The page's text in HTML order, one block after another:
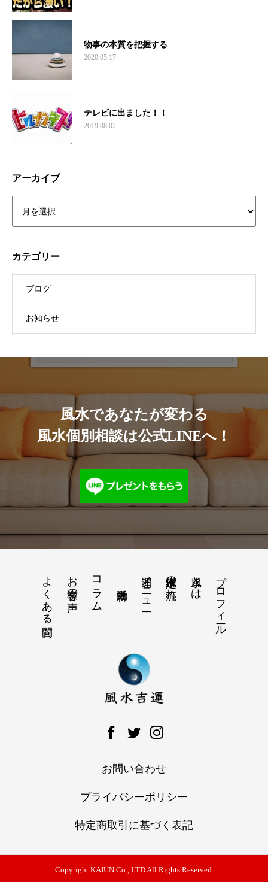
物事の本質を把握する
2020.05.17
テレビに出ました！！
2019.08.02
アーカイブ
カテゴリー
ブログ
お知らせ
風水であなたが変わる
風水個別相談は公式LINEへ！
プロフィール
風水とは
風水鑑定の流れ
開運メニュー
コラム
お客様の声
よくある質問
お問い合わせ
プライバシーポリシー
特定商取引に基づく表記
Copyright KAIUN Co., LTD All Rights Reserved.